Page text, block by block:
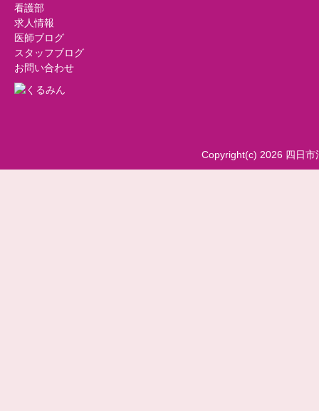
看護部
求人情報
医師ブログ
スタッフブログ
お問い合わせ
Copyright(c) 2026 四日